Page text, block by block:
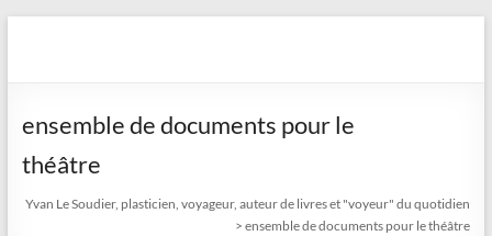
voyageur, auteur de livres
et "voyeur" du quotidien
ensemble de documents pour le
théâtre
Yvan Le Soudier, plasticien, voyageur, auteur de livres et "voyeur" du quotidien
>ensemble de documents pour le théâtre